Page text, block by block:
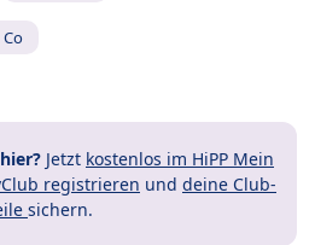
Jetzt kostenlos im HiPP Mein
registrieren und deine Club-
sichern.